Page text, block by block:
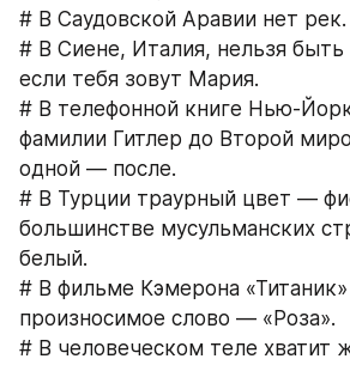
# В Саудовской Аравии нет рек.
# В Сиене, Италия, нельзя быть
если тебя зовут Мария.
# В телефонной книге Нью-
фамилии Гитлер до Второй
одной — после.
# В Турции траурный цвет —
большинстве мусульманских
белый.
# В фильме Кэмерона
произносимое слово — «Роза».
# В человеческом теле хватит